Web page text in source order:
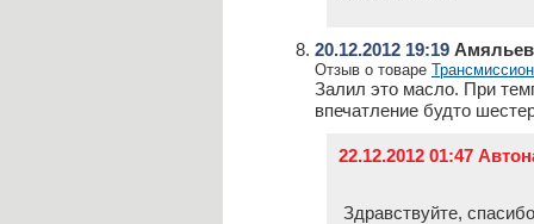
20.12.2012 19:19
Отзыв о товаре
Залил это масло. При
впечатление будто
22.12.2012 01:47
Здравствуйте,